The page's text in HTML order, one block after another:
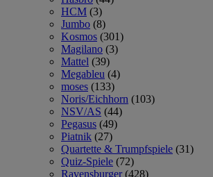
HCM (3)
Jumbo (8)
Kosmos (301)
Magilano (3)
Mattel (39)
Megableu (4)
moses (133)
Noris/Eichhorn (103)
NSV/AS (44)
Pegasus (49)
Piatnik (27)
Quartette & Trumpfspiele (31)
Quiz-Spiele (72)
Ravensburger (428)